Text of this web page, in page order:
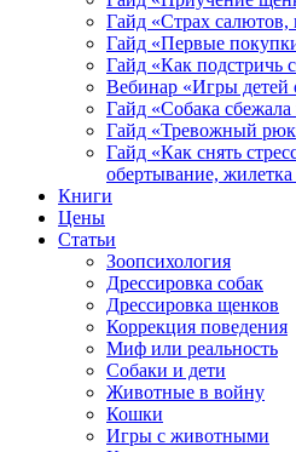
Гайд «Страх салютов,
Гайд «Первые
Гайд «Как подстричь
Вебинар «Игры
Гайд «Собака
Гайд «Тревожный
Гайд «Как снять
обертывание,
Книги
Цены
Статьи
Зоопсихология
Дрессировка собак
Дрессировка щенков
Коррекция поведения
Миф или реальность
Собаки и дети
Животные в войну
Кошки
Игры с животными